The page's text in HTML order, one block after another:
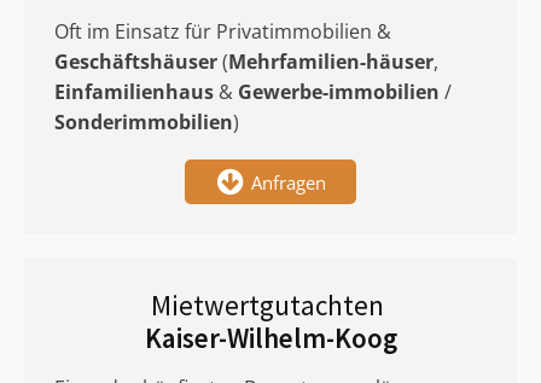
Oft im Einsatz für Privatimmobilien &
Geschäftshäuser(Mehrfamilien-häuser,
Einfamilienhaus & Gewerbe-immobilien /
Sonderimmobilien)
Anfragen
Mietwertgutachten
Kaiser-Wilhelm-Koog